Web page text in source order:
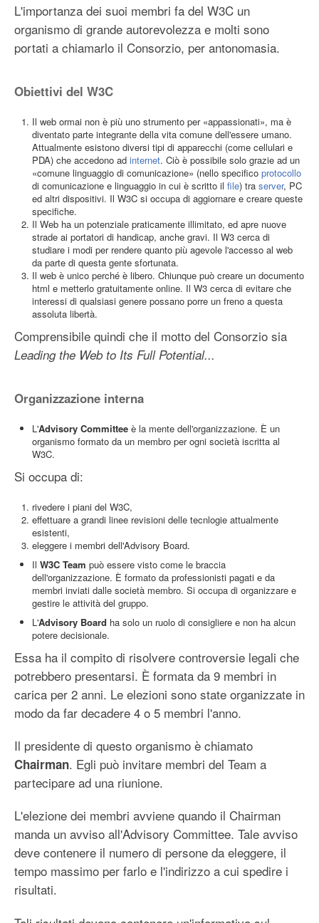
L'importanza dei suoi membri fa del W3C un
organismo di grande autorevolezza e molti sono
portati a chiamarlo il Consorzio, per antonomasia.
Obiettivi del W3C
Il web ormai non è più uno strumento per «appassionati», ma è
diventato parte integrante della vita comune dell'essere umano.
Attualmente esistono diversi tipi di apparecchi (come cellulari e
PDA) che accedono ad internet. Ciò è possibile solo grazie ad un
«comune linguaggio di comunicazione» (nello specifico protocollo
di comunicazione e linguaggio in cui è scritto il file) tra server, PC
ed altri dispositivi. Il W3C si occupa di aggiornare e creare queste
specifiche.
Il Web ha un potenziale praticamente illimitato, ed apre nuove
strade ai portatori di handicap, anche gravi. Il W3 cerca di
studiare i modi per rendere quanto più agevole l'accesso al web
da parte di questa gente sfortunata.
Il web è unico perché è libero. Chiunque può creare un documento
html e metterlo gratuitamente online. Il W3 cerca di evitare che
interessi di qualsiasi genere possano porre un freno a questa
assoluta libertà.
Comprensibile quindi che il motto del Consorzio sia
Leading the Web to Its Full Potential...
Organizzazione interna
L'Advisory Committee è la mente dell'organizzazione. È un
organismo formato da un membro per ogni società iscritta al
W3C.
Si occupa di:
rivedere i piani del W3C,
effettuare a grandi linee revisioni delle tecnlogie attualmente
esistenti,
eleggere i membri dell'Advisory Board.
Il W3C Team può essere visto come le braccia
dell'organizzazione. È formato da professionisti pagati e da
membri inviati dalle società membro. Si occupa di organizzare e
gestire le attività del gruppo.
L'Advisory Board ha solo un ruolo di consigliere e non ha alcun
potere decisionale.
Essa ha il compito di risolvere controversie legali che
potrebbero presentarsi. È formata da 9 membri in
carica per 2 anni. Le elezioni sono state organizzate in
modo da far decadere 4 o 5 membri l'anno.
Il presidente di questo organismo è chiamato
Chairman. Egli può invitare membri del Team a
partecipare ad una riunione.
L'elezione dei membri avviene quando il Chairman
manda un avviso all'Advisory Committee. Tale avviso
deve contenere il numero di persone da eleggere, il
tempo massimo per farlo e l'indirizzo a cui spedire i
risultati.